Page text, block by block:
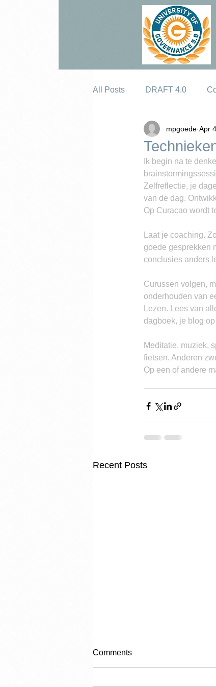
All Posts DRAFT 4.0
mpgoede Apr
Ik begin na te
Zelfreflectie, je
van de dag.
Op Curacao wordt
Laat je coaching.
goede gesprekken
conclusies anders
Curussen volgen,
onderhouden van
Lezen. Lees van
dagboek, je blog
Meditatie, muziek,
fietsen. Anderen
Op een of andere
Recent Posts
Comments